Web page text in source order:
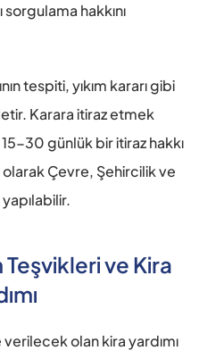
hakkını
tespiti, yıkım kararı gibi
Karara itiraz etmek
30 günlük bir itiraz hakkı
olarak Çevre, Şehircilik ve
ve Kira
olan kira yardımı